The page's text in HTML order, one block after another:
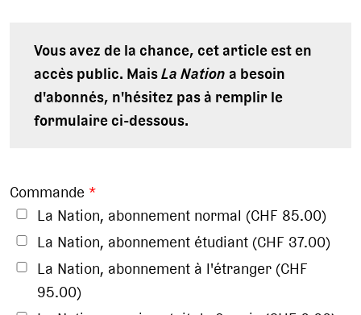
Vous avez de la chance, cet article est en
accès public. MaisLa Nationa besoin
d'abonnés, n'hésitez pas à remplir le
formulaire ci-dessous.
Commande *
La Nation, abonnement normal (CHF 85.00)
La Nation, abonnement étudiant (CHF 37.00)
La Nation, abonnement à l'étranger (CHF
95.00)